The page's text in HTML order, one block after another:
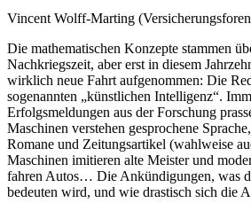
Vincent Wolff-Marting
Die mathematischen Konzepte stammen
Nachkriegszeit, aber erst in diesem
wirklich neue Fahrt aufgenommen: Die
sogenannten „künstlichen Intelligenz“.
Erfolgsmeldungen aus der Forschung
Maschinen verstehen gesprochene
Romane und Zeitungsartikel (wahlweise
Maschinen imitieren alte Meister und
fahren Autos… Die Ankündigungen, was
bedeuten wird, und wie drastisch sich die